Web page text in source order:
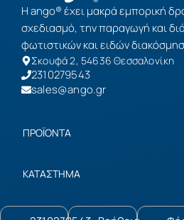
Ταιριάζει σε αγόρι ή
Και στα δύο — ο Snoopy είναι
που αγαπούν όλα τα παιδιά.
Είναι ασφαλές για παιδικό
Ναι. Δεν έχει γυάλινα μέρη,
Ευρώπη με πιστοποιητικά
Η ango® έχει μακρά εμπορική
σχεδιασμό, την παραγωγή και
φωτιστικών και ειδών
Σκουφά 2, 54636 Θεσσαλονίκη
2310279543
sales@ango.gr
ΠΡΟΪΟΝΤΑ
ΚΑΤΑΣΤΗΜΑ